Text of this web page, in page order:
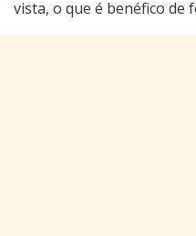
vista, o que é benéfico de